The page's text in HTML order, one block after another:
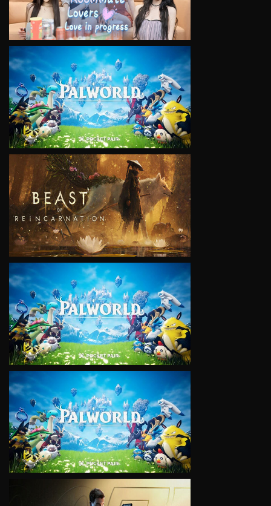
VIEW
VIEW
VIEW
VIEW